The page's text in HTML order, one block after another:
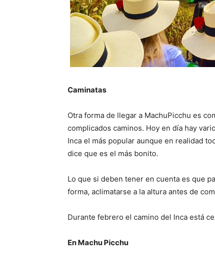
Caminatas
Otra forma de llegar a MachuPicchu es
complicados caminos. Hoy en día hay
Inca el más popular aunque en realidad
dice que es el más bonito.
Lo que si deben tener en cuenta es que
forma, aclimatarse a la altura antes de
Durante febrero el camino del Inca está
En Machu Picchu